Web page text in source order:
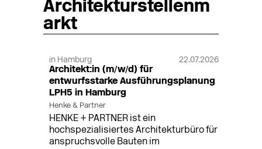
Architekturstellenm
arkt
in Hamburg 22.07.2026
Architekt:in (m/w/d) für
entwurfsstarke Ausführungsplanung
LPH5 in Hamburg
Henke & Partner
HENKE + PARTNER ist ein
hochspezialisiertes Architekturbüro für
anspruchsvolle Bauten im